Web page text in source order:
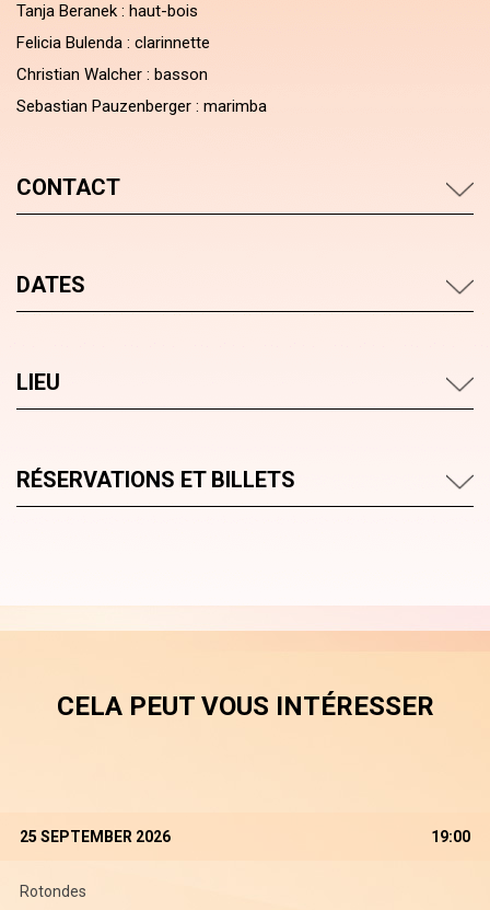
Tanja Beranek : haut-bois
Felicia Bulenda : clarinnette
Christian Walcher : basson
Sebastian Pauzenberger : marimba
CONTACT
DATES
LIEU
RÉSERVATIONS ET BILLETS
CELA PEUT VOUS INTÉRESSER
25 SEPTEMBER 2026 19:00
Rotondes